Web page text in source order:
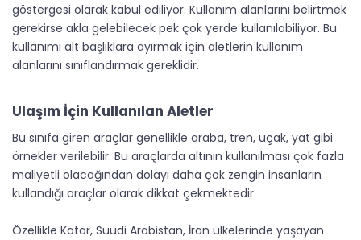
göstergesi olarak kabul ediliyor. Kullanım alanlarını belirtmek
gerekirse akla gelebilecek pek çok yerde kullanılabiliyor. Bu
kullanımı alt başlıklara ayırmak için aletlerin kullanım
alanlarını sınıflandırmak gereklidir.
Ulaşım İçin Kullanılan Aletler
Bu sınıfa giren araçlar genellikle araba, tren, uçak, yat gibi
örnekler verilebilir. Bu araçlarda altının kullanılması çok fazla
maliyetli olacağından dolayı daha çok zengin insanların
kullandığı araçlar olarak dikkat çekmektedir.
Özellikle Katar, Suudi Arabistan, İran ülkelerinde yaşayan